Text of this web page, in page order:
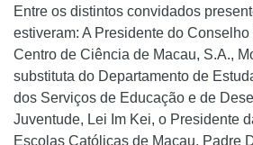
Entre os distintos convidados
estiveram: A Presidente do
Centro de Ciência de Macau, S.A.,
substituta do Departamento de
dos Serviços de Educação e de
Juventude, Lei Im Kei, o Presidente
Escolas Católicas de Macau, Padre